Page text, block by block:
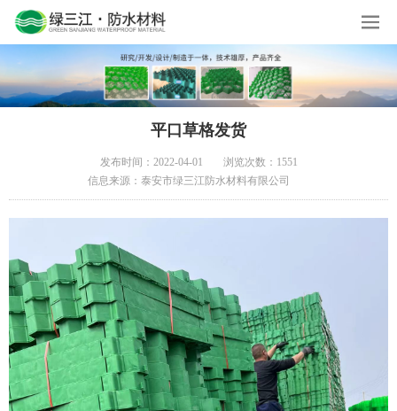
平口草格发货
发布时间：2022-04-01
浏览次数：1551
信息来源：泰安市绿三江防水材料有限公司